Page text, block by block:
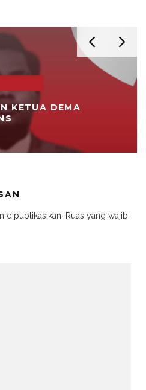
KETUA DEMA
dipublikasikan.
Ruas yang wajib